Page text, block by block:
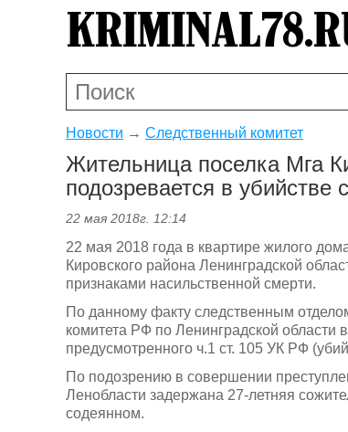
Новости → Следственный комитет
Жительница поселка Мга
подозревается в убийстве
22 мая 2018г. 12:14
22 мая 2018 года в квартире жилого
Кировского района Ленинградской
признаками насильственной смерти.
По данному факту следственным
комитета РФ по Ленинградской области
предусмотренного ч.1 ст. 105 УК РФ
По подозрению в совершении
Ленобласти задержана 27-летняя
содеянном.